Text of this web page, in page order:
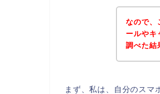
なので、
ールやキ
調べた結
まず、私は、自分のスマ